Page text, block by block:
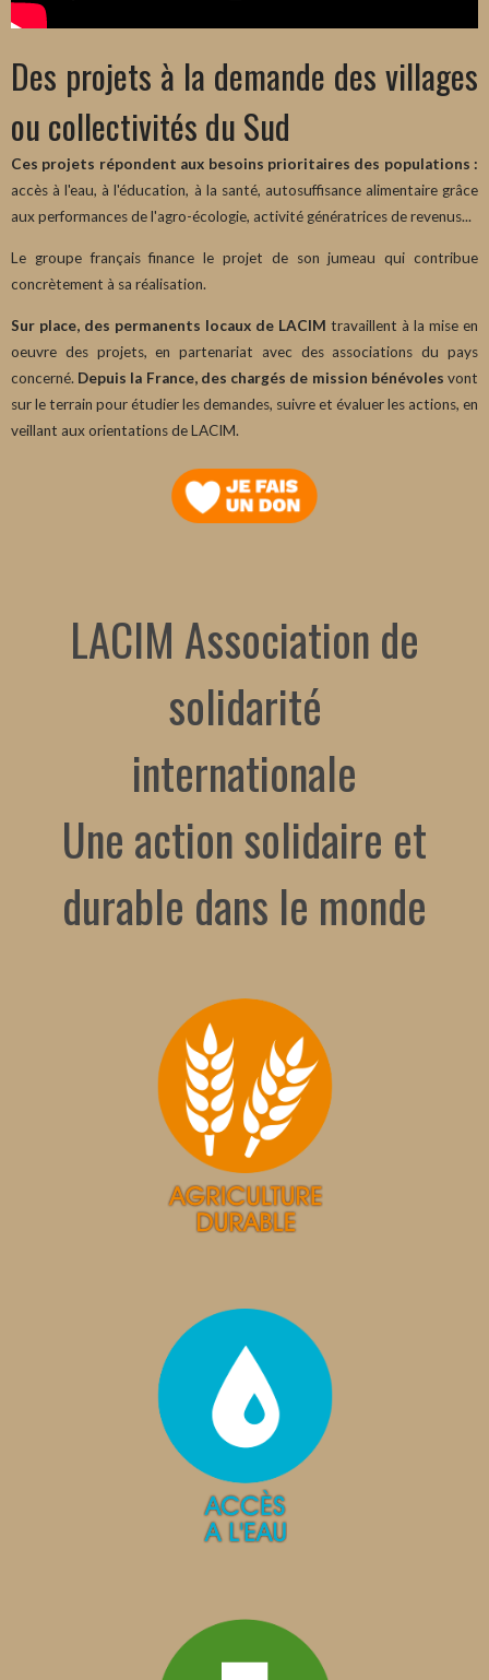
Des projets à la demande des villages
ou collectivités du Sud
Ces projets répondent aux besoins prioritaires des populations :
accès à l'eau, à l'éducation, à la santé, autosuffisance alimentaire grâce
aux performances de l'agro-écologie, activité génératrices de revenus...
Le groupe françaisfinance le projet de son jumeau qui contribue
concrètement à sa réalisation.
Sur place, des permanents locaux de LACIM travaillent à la mise en
oeuvre des projets, en partenariat avec des associations du pays
concerné. Depuis la France, des chargés de mission bénévoles vont
sur le terrain pour étudier les demandes, suivre et évaluer les actions, en
veillant aux orientations de LACIM.
LACIM Association de
solidarité
internationale
Une action solidaire et
durable dans le monde